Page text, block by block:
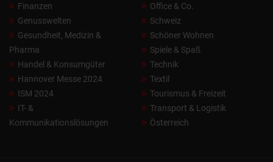
Finanzen
Genusswelten
Gesundheit, Medizin &
Pharma
Handel & Konsumgüter
Hannover Messe 2024
ISM 2024
IT- &
Kommunikationslösungen
Office & Co.
Schweiz
Schöner Wohnen
Spiele & Spaß
Technik
Textil
Tourismus & Freizeit
Transport & Logistik
Österreich